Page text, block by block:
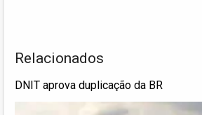
Relacionados
DNIT aprova duplicação da BR